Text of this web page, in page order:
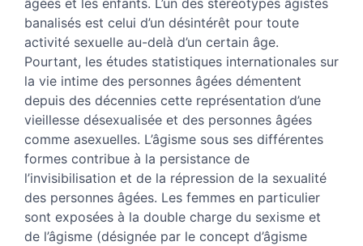
banalisés est celui d’un désintérêt pour toute
activité sexuelle au-delà d’un certain âge.
Pourtant, les études statistiques internationales sur
la vie intime des personnes âgées démentent
depuis des décennies cette représentation d’une
vieillesse désexualisée et des personnes âgées
comme asexuelles. L’âgisme sous ses différentes
formes contribue à la persistance de
l’invisibilisation et de la répression de la sexualité
des personnes âgées. Les femmes en particulier
sont exposées à la double charge du sexisme et
de l’âgisme (désignée par le concept d’âgisme